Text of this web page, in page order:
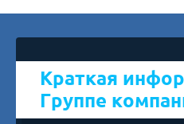
Краткая
Группе